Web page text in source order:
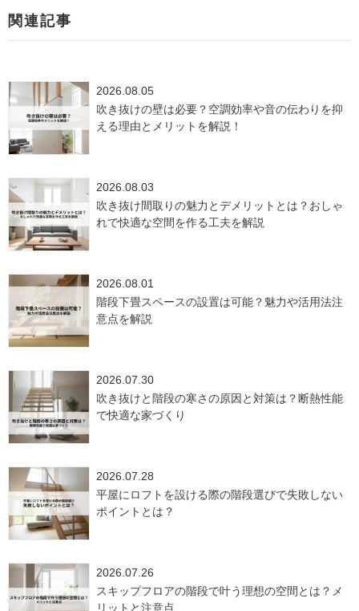
関連記事
2026.08.05
吹き抜けの壁は必要？空調効率や音の伝わりを抑
える理由とメリットを解説！
2026.08.03
吹き抜け間取りの魅力とデメリットとは？おしゃ
れで快適な空間を作る工夫を解説
2026.08.01
階段下畳スペースの設置は可能？魅力や活用法注
意点を解説
2026.07.30
吹き抜けと階段の寒さの原因と対策は？断熱性能
で快適な家づくり
2026.07.28
平屋にロフトを設ける際の階段選びで失敗しない
ポイントとは？
2026.07.26
スキップフロアの階段で叶う理想の空間とは？メ
リットと注意点